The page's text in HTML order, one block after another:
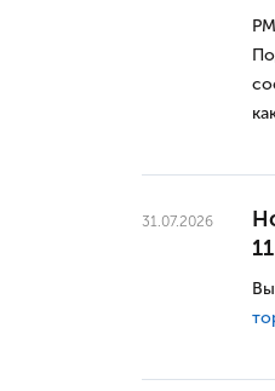
31.07.2026